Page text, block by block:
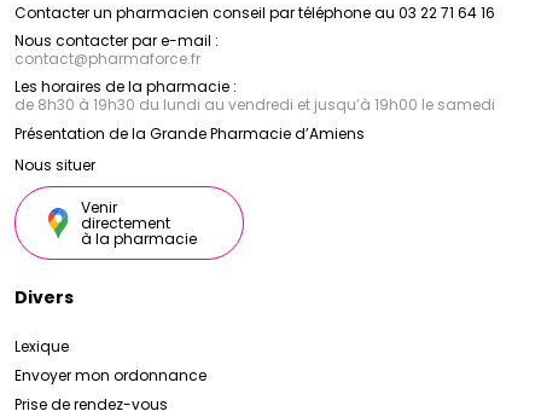
Contacter un pharmacien conseil par téléphone au 03 22 71 64 16
Nous contacter par e-mail :
contact@pharmaforce.fr
Les horaires de la pharmacie :
de 8h30 à 19h30 du lundi au vendredi et jusqu’à 19h00 le samedi
Présentation de la Grande Pharmacie d’Amiens
Nous situer
Venir
directement
à la pharmacie
Divers
Lexique
Envoyer mon ordonnance
Prise de rendez-vous